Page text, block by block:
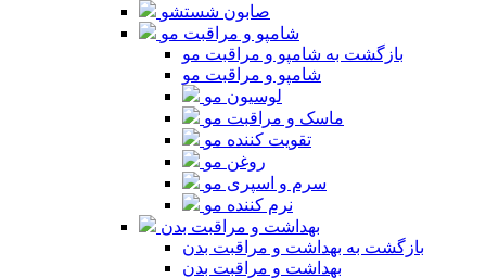
صابون شستشو
شامپو و مراقبت مو
بازگشت به شامپو و مراقبت مو
شامپو و مراقبت مو
لوسیون مو
ماسک و مراقبت مو
تقویت کننده مو
روغن مو
سرم و اسپری مو
نرم کننده مو
بهداشت و مراقبت بدن
بازگشت به بهداشت و مراقبت بدن
بهداشت و مراقبت بدن